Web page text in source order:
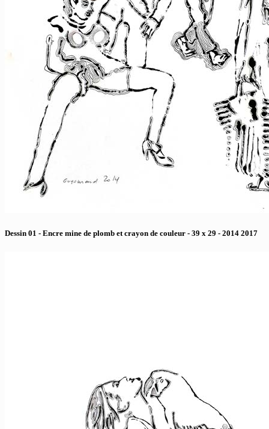
Dessin 01 - Encre mine de plomb et crayon de couleur - 39 x 29 - 2014 2017